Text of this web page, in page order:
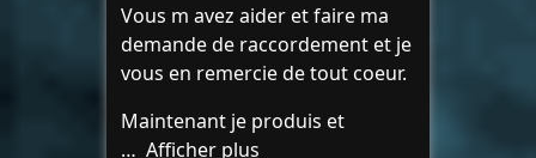
Vous m avez aider et faire ma
demande de raccordement et je
vous en remercie de tout coeur.
Maintenant je produis et
Afficher plus